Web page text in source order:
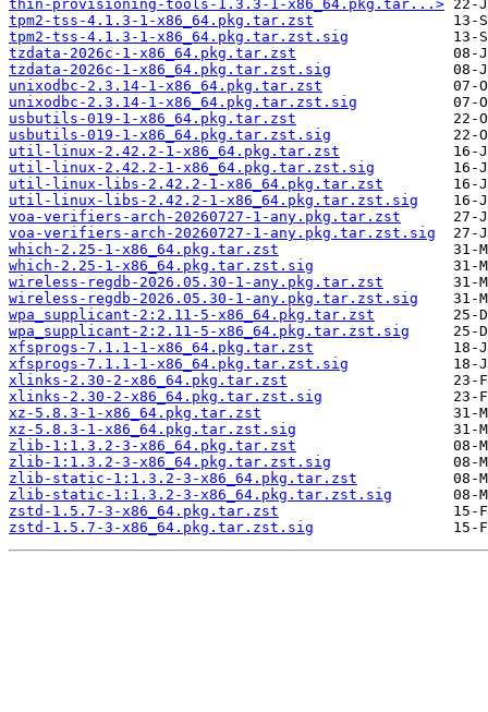
thin-provisioning-tools-1.3.3-1-x86_64.pkg.tar...>
tpm2-tss-4.1.3-1-x86_64.pkg.tar.zst
tpm2-tss-4.1.3-1-x86_64.pkg.tar.zst.sig
tzdata-2026c-1-x86_64.pkg.tar.zst
tzdata-2026c-1-x86_64.pkg.tar.zst.sig
unixodbc-2.3.14-1-x86_64.pkg.tar.zst
unixodbc-2.3.14-1-x86_64.pkg.tar.zst.sig
usbutils-019-1-x86_64.pkg.tar.zst
usbutils-019-1-x86_64.pkg.tar.zst.sig
util-linux-2.42.2-1-x86_64.pkg.tar.zst
util-linux-2.42.2-1-x86_64.pkg.tar.zst.sig
util-linux-libs-2.42.2-1-x86_64.pkg.tar.zst
util-linux-libs-2.42.2-1-x86_64.pkg.tar.zst.sig
voa-verifiers-arch-20260727-1-any.pkg.tar.zst
voa-verifiers-arch-20260727-1-any.pkg.tar.zst.sig
which-2.25-1-x86_64.pkg.tar.zst
which-2.25-1-x86_64.pkg.tar.zst.sig
wireless-regdb-2026.05.30-1-any.pkg.tar.zst
wireless-regdb-2026.05.30-1-any.pkg.tar.zst.sig
wpa_supplicant-2:2.11-5-x86_64.pkg.tar.zst
wpa_supplicant-2:2.11-5-x86_64.pkg.tar.zst.sig
xfsprogs-7.1.1-1-x86_64.pkg.tar.zst
xfsprogs-7.1.1-1-x86_64.pkg.tar.zst.sig
xlinks-2.30-2-x86_64.pkg.tar.zst
xlinks-2.30-2-x86_64.pkg.tar.zst.sig
xz-5.8.3-1-x86_64.pkg.tar.zst
xz-5.8.3-1-x86_64.pkg.tar.zst.sig
zlib-1:1.3.2-3-x86_64.pkg.tar.zst
zlib-1:1.3.2-3-x86_64.pkg.tar.zst.sig
zlib-static-1:1.3.2-3-x86_64.pkg.tar.zst
zlib-static-1:1.3.2-3-x86_64.pkg.tar.zst.sig
zstd-1.5.7-3-x86_64.pkg.tar.zst
zstd-1.5.7-3-x86_64.pkg.tar.zst.sig